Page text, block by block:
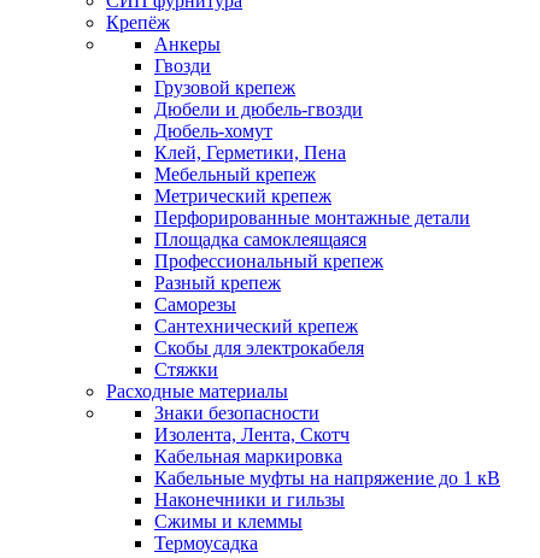
Крепёж
Анкеры
Гвозди
Грузовой крепеж
Дюбели и дюбель-гвозди
Дюбель-хомут
Клей, Герметики, Пена
Мебельный крепеж
Метрический крепеж
Перфорированные монтажные детали
Площадка самоклеящаяся
Профессиональный крепеж
Разный крепеж
Саморезы
Сантехнический крепеж
Скобы для электрокабеля
Стяжки
Расходные материалы
Знаки безопасности
Изолента, Лента, Скотч
Кабельная маркировка
Кабельные муфты на напряжение до 1 кВ
Наконечники и гильзы
Сжимы и клеммы
Термоусадка